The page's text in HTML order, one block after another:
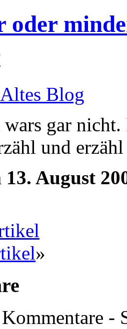
oder
Altes Blog
gar
und
13. August
»
-